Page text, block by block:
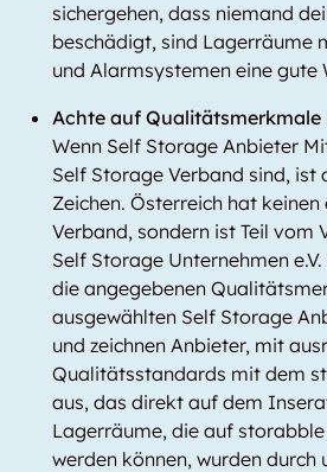
sichergehen, dass niemand
beschädigt, sind Lagerräume
und Alarmsystemen eine gute
Achte auf Qualitätsmerkmale
Wenn Self Storage Anbieter
Self Storage Verband sind, ist
Zeichen. Österreich hat
Verband, sondern ist Teil vom
Self Storage Unternehmen
die angegebenen
ausgewählten Self Storage
und zeichnen Anbieter, mit
Qualitätsstandards mit dem
aus, das direkt auf dem
Lagerräume, die auf
werden können, wurden durch